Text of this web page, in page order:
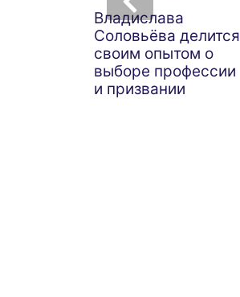
Владислава
Соловьёва делится
своим опытом о
выборе профессии
и призвании